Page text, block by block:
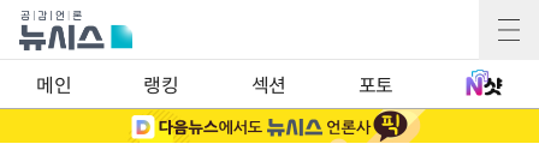
메인 랭킹 섹션 포토